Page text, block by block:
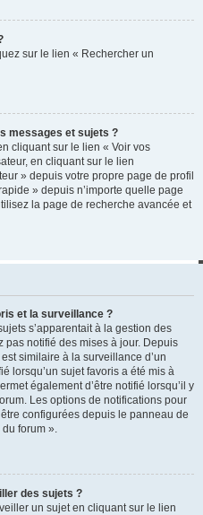
sur le lien « Rechercher un
messages et sujets ?
cliquant sur le lien « Voir vos
en cliquant sur le lien
» depuis votre propre page de profil
» depuis n’importe quelle page
la page de recherche avancée et
et la surveillance ?
s’apparentait à la gestion des
pas notifié des mises à jour. Depuis
similaire à la surveillance d’un
lorsqu’un sujet favoris a été mis à
également d’être notifié lorsqu’il y
Les options de notifications pour
configurées depuis le panneau de
du forum ».
des sujets ?
un sujet en cliquant sur le lien